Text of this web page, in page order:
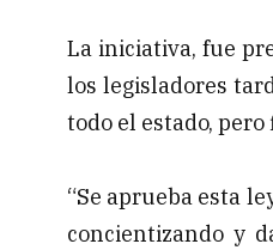
La iniciativa, fue
los legisladores
todo el estado,
“Se aprueba esta
concientizando y